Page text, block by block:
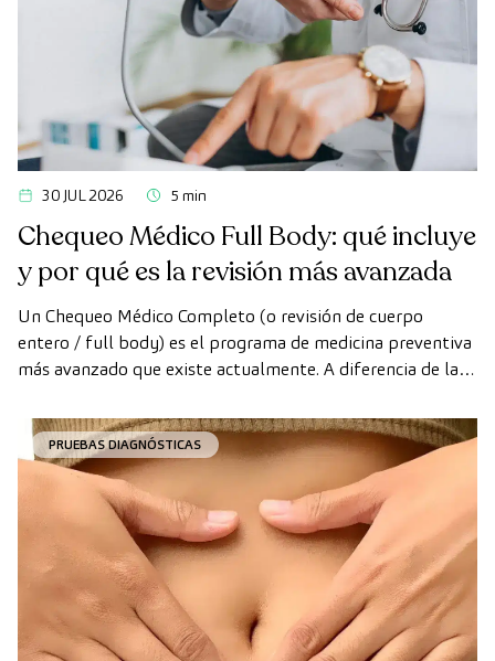
30 JUL 2026 5 min
Chequeo Médico Full Body: qué incluye
y por qué es la revisión más avanzada
Un Chequeo Médico Completo (o revisión de cuerpo
entero / full body) es el programa de medicina preventiva
más avanzado que existe actualmente. A diferencia de las
tecnología de diagnóstico por la imagen de última
generación para evaluar de forma exhaustiva el estado de
los órganos vitales, el sistema vascular y el cerebro antes
de que aparezcan los primeros síntomas.
PRUEBAS DIAGNÓSTICAS